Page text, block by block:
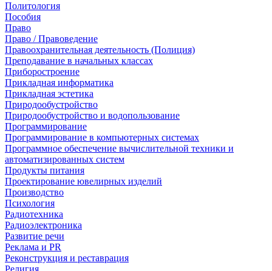
Политология
Пособия
Право
Право / Правоведение
Правоохранительная деятельность (Полиция)
Преподавание в начальных классах
Приборостроение
Прикладная информатика
Прикладная эстетика
Природообустройство
Природообустройство и водопользование
Программирование
Программирование в компьютерных системах
Программное обеспечение вычислительной техники и
автоматизированных систем
Продукты питания
Проектирование ювелирных изделий
Производство
Психология
Радиотехника
Радиоэлектроника
Развитие речи
Реклама и PR
Реконструкция и реставрация
Религия